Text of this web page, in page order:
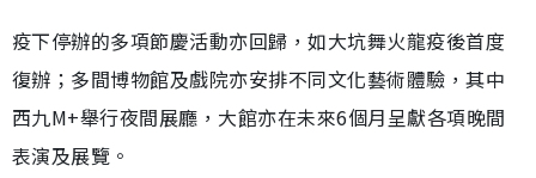
疫下停辦的多項節慶活動亦回歸，如大坑舞火龍疫後首度
復辦；多間博物館及戲院亦安排不同文化藝術體驗，其中
西九M+舉行夜間展廳，大館亦在未來6個月呈獻各項晚間
表演及展覽。